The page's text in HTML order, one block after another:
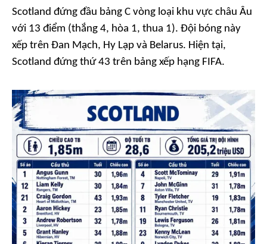
Scotland đứng đầu bảng C vòng loại khu vực châu Âu
với 13 điểm (thắng 4, hòa 1, thua 1). Đội bóng này
xếp trên Đan Mạch, Hy Lạp và Belarus. Hiện tại,
Scotland đứng thứ 43 trên bảng xếp hạng FIFA.